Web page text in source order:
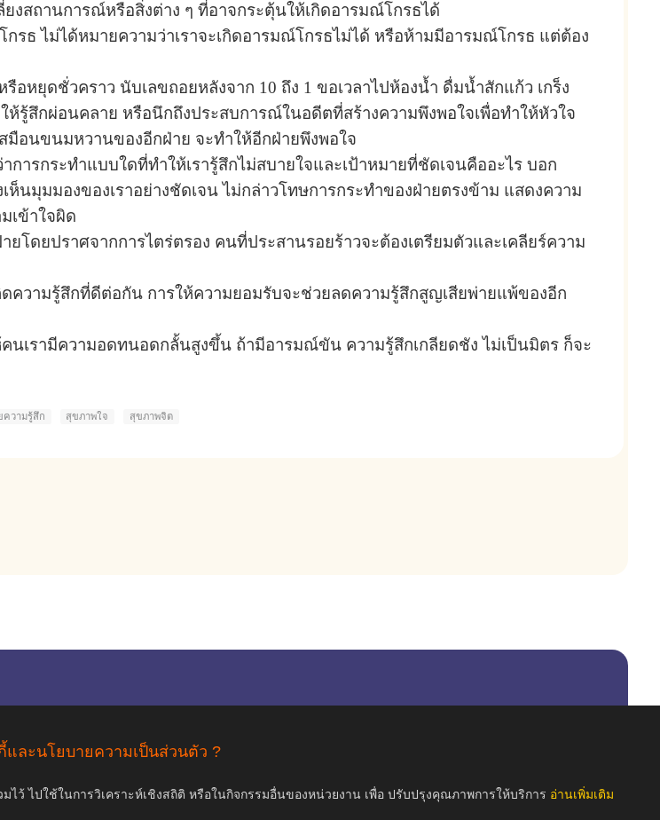
งสถานการณ์หรือสิ่งต่าง ๆ ที่อาจกระตุ้นให้เกิดอารมณ์โกรธได้
รธ ไม่ได้หมายความว่าเราจะเกิดอารมณ์โกรธไม่ได้ หรือห้ามมีอารมณ์โกรธ แต่ต้อง
อหยุดชั่วคราว นับเลขถอยหลังจาก 10 ถึง 1 ขอเวลาไปห้องนํ้า ดื่มนํ้าสักแก้ว เกร็ง
รู้สึกผ่อนคลาย หรือนึกถึงประสบการณ์ในอดีตที่สร้างความพึงพอใจเพื่อทำให้หัวใจ
มือนขนมหวานของอีกฝ่าย จะทำให้อีกฝ่ายพึงพอใจ
การกระทำแบบใดที่ทำให้เรารู้สึกไม่สบายใจและเป้าหมายที่ชัดเจนคืออะไร บอก
ห็นมุมมองของเราอย่างชัดเจน ไม่กล่าวโทษการกระทำของฝ่ายตรงข้าม แสดงความ
เข้าใจผิด
โดยปราศจากการไตร่ตรอง คนที่ประสานรอยร้าวจะต้องเตรียมตัวและเคลียร์ความ
ดความรู้สึกที่ดีต่อกัน การให้ความยอมรับจะช่วยลดความรู้สึกสูญเสียพ่ายแพ้ของอีก
นเรามีความอดทนอดกลั้นสูงขึ้น ถ้ามีอารมณ์ขัน ความรู้สึกเกลียดชัง ไม่เป็นมิตร ก็จะ
ความรู้สึก สุขภาพใจ สุขภาพจิต
และนโยบายความเป็นส่วนตัว ?
ไปใช้ในการวิเคราะห์เชิงสถิติ หรือในกิจกรรมอื่นของหน่วยงาน เพื่อ ปรับปรุงคุณภาพการให้บริการ อ่านเพิ่มเติม